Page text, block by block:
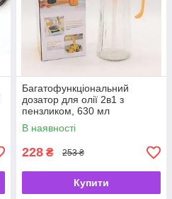
Багатофункціональний
дозатор для олії 2в1 з
пензликом, 630 мл
(коричневий, жовтий,
зелений)
В наявності
228 ₴ 253 ₴
Купити